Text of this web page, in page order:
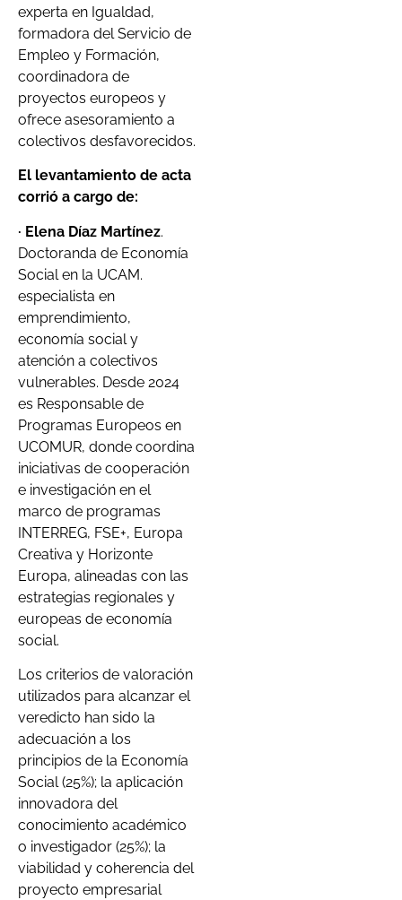
experta en Igualdad,
formadora del Servicio de
Empleo y Formación,
coordinadora de
proyectos europeos y
ofrece asesoramiento a
colectivos desfavorecidos.
El levantamiento de acta
corrió a cargo de:
· Elena Díaz Martínez.
Doctoranda de Economía
Social en la UCAM.
especialista en
emprendimiento,
economía social y
atención a colectivos
vulnerables. Desde 2024
es Responsable de
Programas Europeos en
UCOMUR, donde coordina
iniciativas de cooperación
e investigación en el
marco de programas
INTERREG, FSE+, Europa
Creativa y Horizonte
Europa, alineadas con las
estrategias regionales y
europeas de economía
social.
Los criterios de valoración
utilizados para alcanzar el
veredicto han sido la
adecuación a los
principios de la Economía
Social (25%); la aplicación
innovadora del
conocimiento académico
o investigador (25%); la
viabilidad y coherencia del
proyecto empresarial